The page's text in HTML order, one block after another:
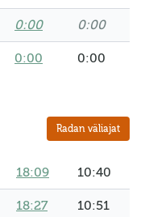
0:00 0:00
0:00 0:00
Radan väliajat
18:09 10:40
18:27 10:51